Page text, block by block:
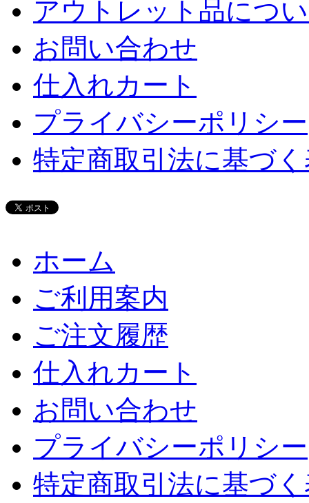
アウトレット品につ
お問い合わせ
仕入れカート
プライバシーポリシー
特定商取引法に基づ
ホーム
ご利用案内
ご注文履歴
仕入れカート
お問い合わせ
プライバシーポリシー
特定商取引法に基づ